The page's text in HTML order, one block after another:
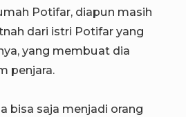
Potifar, diapun masih
dari istri Potifar yang
yang membuat dia
penjara.
bisa saja menjadi orang